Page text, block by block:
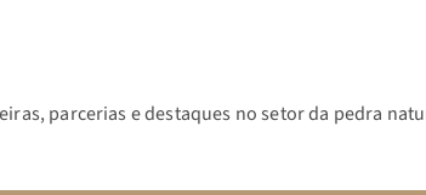
parcerias e destaques no setor da pedra